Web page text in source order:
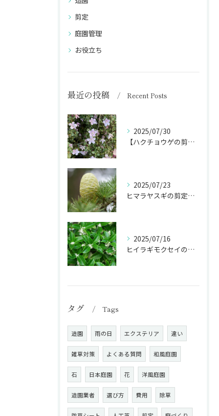
剪定
庭園管理
お役立ち
最近の投稿 Recent Posts
2025/07/30
【ハクチョウゲの剪定】白い花を長く楽しむ剪定時期を完全ガイド
2025/07/23
ヒマラヤスギの剪定で庭のシンボルを魅力的に！
2025/07/16
ヒイラギモクセイの剪定で生垣･庭木を美しく保つ秘訣！
タグ Tags
造園 雨の日 エクステリア 違い
雑草対策 よくある質問 和風庭園
石 日本庭園 花 洋風庭園
造園業者 選び方 費用 除草